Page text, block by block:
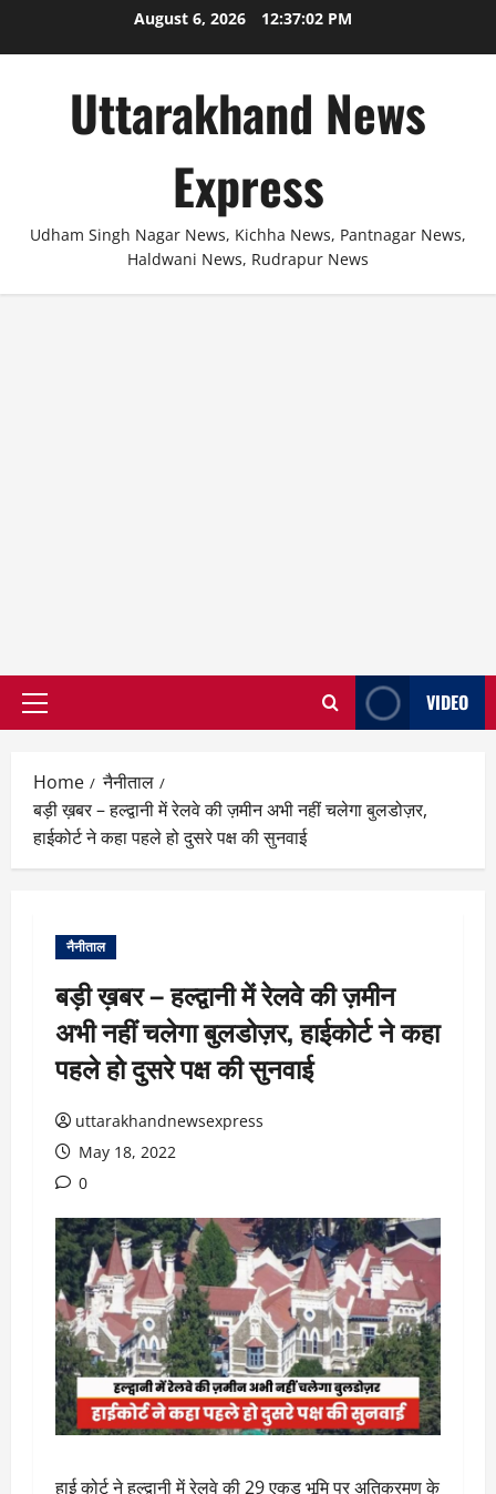
August 6, 2026 12:37:03 PM
Uttarakhand News
Express
Udham Singh Nagar News, Kichha News, Pantnagar News,
Haldwani News, Rudrapur News
Primary
VIDEO
Home
नैनीताल
बड़ी ख़बर – हल्द्वानी में रेलवे की ज़मीन अभी नहीं चलेगा बुलडोज़र,
हाईकोर्ट ने कहा पहले हो दुसरे पक्ष की सुनवाई
नैनीताल
बड़ी ख़बर – हल्द्वानी में रेलवे की ज़मीन
अभी नहीं चलेगा बुलडोज़र, हाईकोर्ट ने कहा
पहले हो दुसरे पक्ष की सुनवाई
uttarakhandnewsexpress
May 18, 2022
0
हाई कोर्ट ने हल्द्वानी में रेलवे की 29 एकड़ भूमि पर अतिक्रमण के